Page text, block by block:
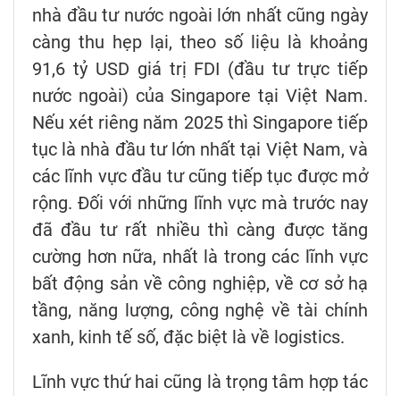
nhà đầu tư nước ngoài lớn nhất cũng ngày
càng thu hẹp lại, theo số liệu là khoảng
91,6 tỷ USD giá trị FDI (đầu tư trực tiếp
nước ngoài) của Singapore tại Việt Nam.
Nếu xét riêng năm 2025 thì Singapore tiếp
tục là nhà đầu tư lớn nhất tại Việt Nam, và
các lĩnh vực đầu tư cũng tiếp tục được mở
rộng. Đối với những lĩnh vực mà trước nay
đã đầu tư rất nhiều thì càng được tăng
cường hơn nữa, nhất là trong các lĩnh vực
bất động sản về công nghiệp, về cơ sở hạ
tầng, năng lượng, công nghệ về tài chính
xanh, kinh tế số, đặc biệt là về logistics.
Lĩnh vực thứ hai cũng là trọng tâm hợp tác